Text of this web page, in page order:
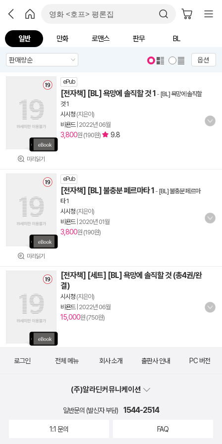
일반 만화 로맨스 판무 BL
옵션
미리읽기
ePub
[전자책] [BL] 욕망에 솔직할 것 1 - [BL] 욕망에 솔직할
것 1
시시청 (지은이)
비욘드| 2022년 06월
3,800원 (190원) 9.8
미리읽기
ePub
[전자책] [BL] 불충분 페르마타 1 - [BL] 불충분 페르마
타 1
시시청 (지은이)
비욘드| 2020년 01월
3,800원 (190원)
[전자책] [세트] [BL] 욕망에 솔직할 것 (총4권/완
결)
시시청 (지은이)
비욘드| 2022년 06월
15,000원 (750원)
로그인 전체 메뉴 회사 소개 출판사 안내 PC 버전
(주)알라딘커뮤니케이션
일반문의 (발신자 부담) 1544-2514
1:1 문의 FAQ